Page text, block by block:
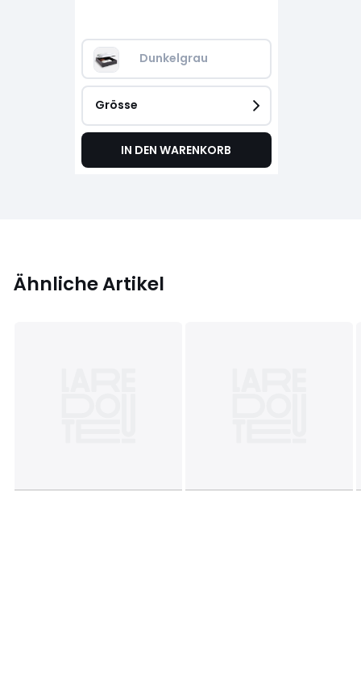
Dunkelgrau
Grösse
IN DEN WARENKORB
Ähnliche Artikel